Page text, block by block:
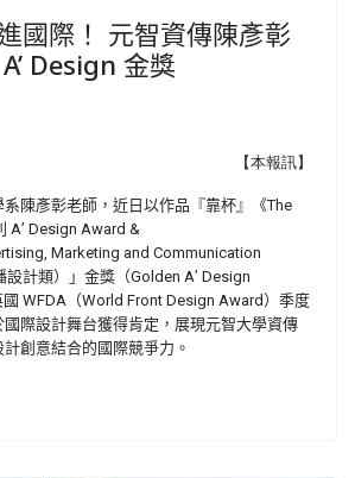
國際！ 元智資傳陳彥彰
Design 金獎
【本報訊】
陳彥彰老師，近日以作品『靠杯』《The
A’ Design Award &
Marketing and Communication
設計類）」金獎（Golden A’ Design
WFDA （World Front Design Award）季度
際設計舞台獲得肯定，展現元智大學資傳
創意結合的國際競爭力。